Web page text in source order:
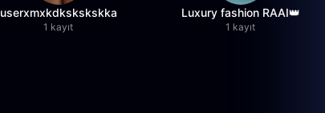
userxmxkdkskskskka
1 kayıt
Luxury fashion RAAI👑
1 kayıt